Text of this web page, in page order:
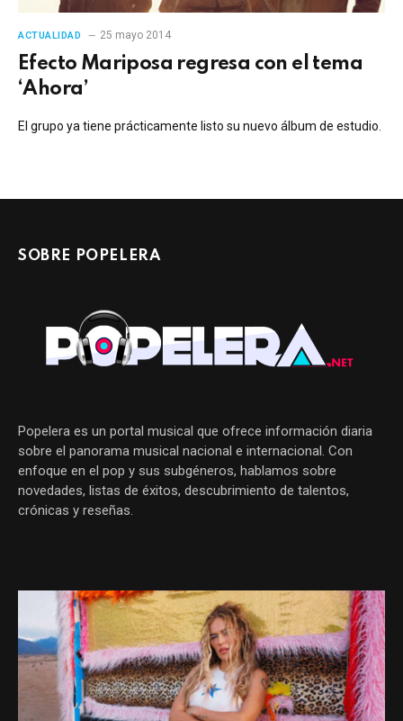
ACTUALIDAD 25 mayo 2014
Efecto Mariposa regresa con el tema
‘Ahora’
El grupo ya tiene prácticamente listo su nuevo álbum de estudio.
SOBRE POPELERA
Popelera es un portal musical que ofrece información diaria
sobre el panorama musical nacional e internacional. Con
enfoque en el pop y sus subgéneros, hablamos sobre
novedades, listas de éxitos, descubrimiento de talentos,
crónicas y reseñas.